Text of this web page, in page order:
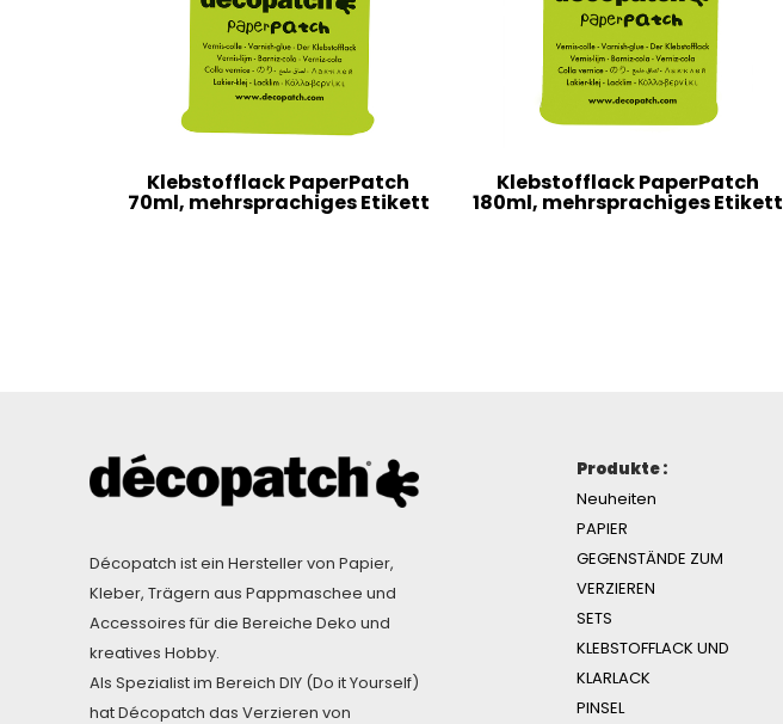
Klebstofflack PaperPatch
70ml, mehrsprachiges Etikett
Klebstofflack PaperPatch
180ml, mehrsprachiges Etikett
Décopatch ist ein Hersteller von Papier,
Kleber, Trägern aus Pappmaschee und
Accessoires für die Bereiche Deko und
kreatives Hobby.
Als Spezialist im Bereich DIY (Do it Yourself)
hat Décopatch das Verzieren von
Produkte :
Neuheiten
PAPIER
GEGENSTÄNDE ZUM
VERZIEREN
SETS
KLEBSTOFFLACK UND
KLARLACK
PINSEL